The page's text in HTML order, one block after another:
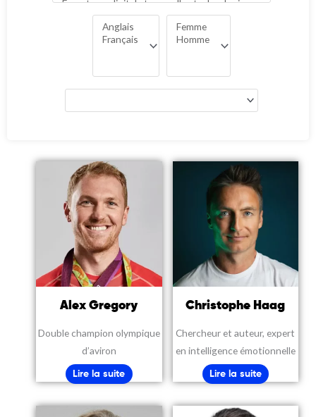
Alex Gregory
Double champion olympique
d’aviron
Lire la suite
Christophe Haag
Chercheur et auteur, expert
en intelligence émotionnelle
Lire la suite